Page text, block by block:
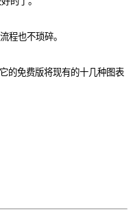
程也不琐碎。
的免费版将现有的十几种图表